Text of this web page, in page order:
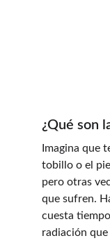
¿Qué son
Imagina que
tobillo o el
pero otras
que sufren.
cuesta
radiación que